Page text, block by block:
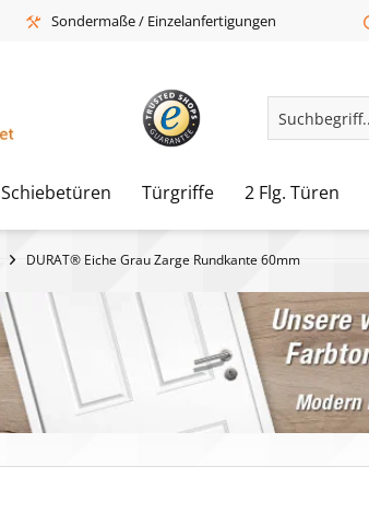
Sondermaße / Einzelanfertigungen
Schiebetüren Türgriffe 2 Flg. Türen
DURAT® Eiche Grau Zarge Rundkante 60mm